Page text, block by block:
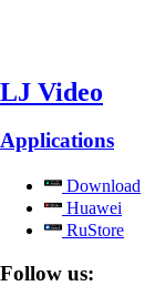
LJ Video
Applications
Download
Huawei
RuStore
Follow us: